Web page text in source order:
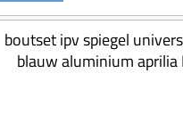
boutset ipv spiegel
blauw aluminium aprilia